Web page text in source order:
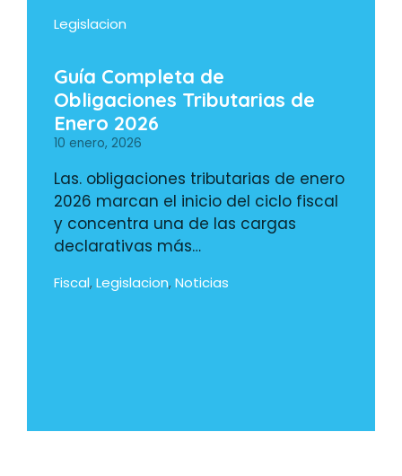
Legislacion
Guía Completa de
Obligaciones Tributarias de
Enero 2026
10 enero, 2026
Las. obligaciones tributarias de enero
2026 marcan el inicio del ciclo fiscal
y concentra una de las cargas
declarativas más…
Fiscal, Legislacion, Noticias